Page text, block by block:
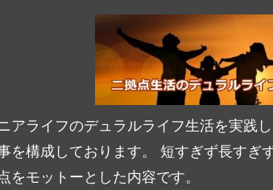
アライフのデュラルライフ生活を実践
を構成しております。 短すぎず長すぎ
をモットーとした内容です。